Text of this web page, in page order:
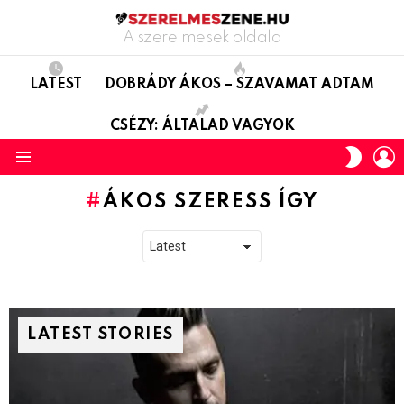
A szerelmesek oldala
LATEST DOBRÁDY ÁKOS – SZAVAMAT ADTAM
CSÉZY: ÁLTALAD VAGYOK
SKIN
ÁKOS SZERESS ÍGY
LATEST STORIES